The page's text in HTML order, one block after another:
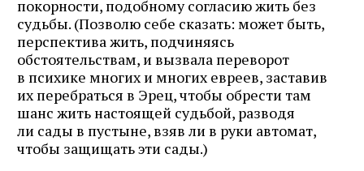
покорности, подобному согласию жить без
судьбы. (Позволю себе сказать: может быть,
перспектива жить, подчиняясь
обстоятельствам, и вызвала переворот
в психике многих и многих евреев, заставив
их перебраться в Эрец, чтобы обрести там
шанс жить настоящей судьбой, разводя
ли сады в пустыне, взяв ли в руки автомат,
чтобы защищать эти сады.)